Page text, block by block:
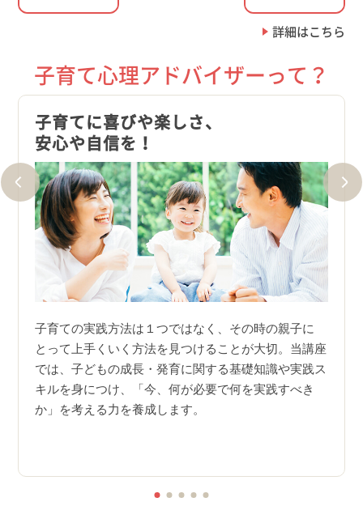
詳細はこちら
子育て心理アドバイザーって？
子育てに喜びや楽しさ、
安心や自信を！
子育ての実践方法は１つではなく、その時の親子に
とって上手くいく方法を見つけることが大切。当講座
では、子どもの成長・発育に関する基礎知識や実践ス
キルを身につけ、「今、何が必要で何を実践すべき
か」を考える力を養成します。